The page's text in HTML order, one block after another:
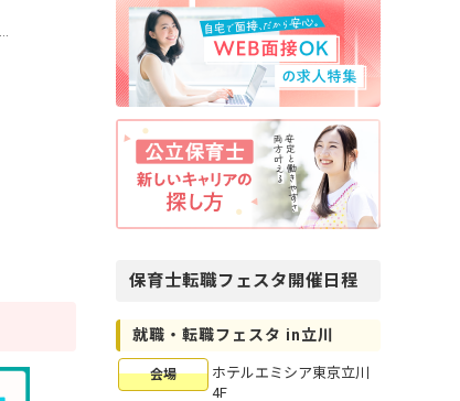
保育士転職フェスタ開催日程
就職・転職フェスタ in立川
会場
ホテルエミシア東京立川
4F